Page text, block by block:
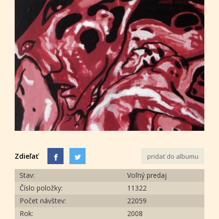
Zdieľať pridať do albumu
Stav:
Voľný predaj
Číslo položky:
11322
Počet návštev:
22059
Rok:
2008